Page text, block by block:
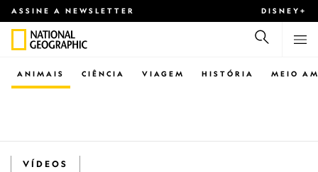
ASSINE A NEWSLETTER DISNEY+
CIÊNCIA VIAGEM
ANIMAIS HISTÓRIA MEIO
VÍDEOS